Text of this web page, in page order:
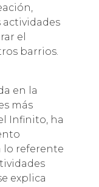
el
barrios.
en la
más
Infinito, ha
lo referente
explica